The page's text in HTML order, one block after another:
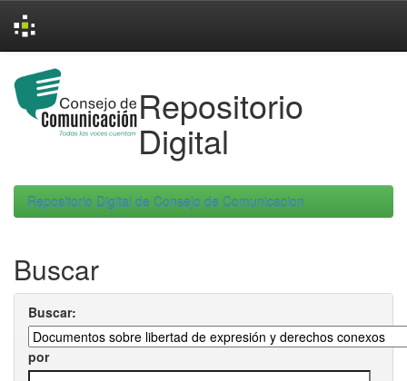
navigation
Repositorio
Digital
Repositorio Digital de Consejo de Comunicacion
Buscar
Buscar:
por